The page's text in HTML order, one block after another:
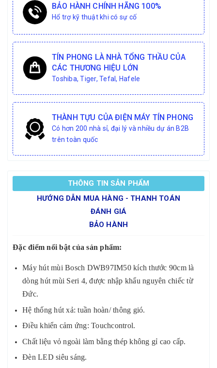
BẢO HÀNH CHÍNH HÃNG 100%
Hổ trợ kỹ thuật khi có sự cố
TÍN PHONG LÀ NHÀ TỔNG THẦU CỦA
CÁC THƯƠNG HIỆU LỚN
Toshiba, Tiger, Tefal, Hafele
THÀNH TỰU CỦA ĐIỆN MÁY TÍN PHONG
Có hơn 200 nhà sỉ, đại lý và nhiều dự án B2B
trên toàn quốc
THÔNG TIN SẢN PHẨM
HƯỚNG DẪN MUA HÀNG - THANH TOÁN
ĐÁNH GIÁ
BẢO HÀNH
Đặc điểm nổi bật của sản phẩm:
Máy hút mùi Bosch DWB97IM50 kích thước 90cm là
dòng hút mùi Seri 4, được nhập khẩu nguyên chiếc từ
Đức.
Hệ thống hút xả: tuần hoàn/ thông gió.
Điều khiển cảm ứng: Touchcontrol.
Chất liệu vỏ ngoài làm bằng thép không gỉ cao cấp.
Đèn LED siêu sáng.